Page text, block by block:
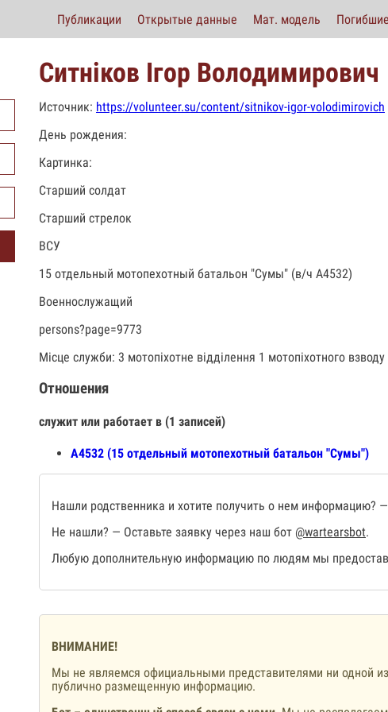
Публикации Открытые данные Мат. модель
Ситніков Ігор Володимирович
Источник: https://volunteer.su/content/sitnikov-igor-volodimirovich
День рождения:
Картинка:
Старший солдат
Старший стрелок
ВСУ
15 отдельный мотопехотный батальон "Сумы" (в/ч А4532)
Военнослужащий
persons?page=9773
Місце служби: 3 мотопіхотне відділення 1 мотопіхотного взводу
Отношения
служит или работает в (1 записей)
А4532 (15 отдельный мотопехотный батальон "Сумы")
Нашли родственника и хотите получить о нем информацию?
Не нашли? — Оставьте заявку через наш бот @wartearsbot.
Любую дополнительную информацию по людям мы
ВНИМАНИЕ!
Мы не являемся официальными представителями ни одной
публично размещенную информацию.